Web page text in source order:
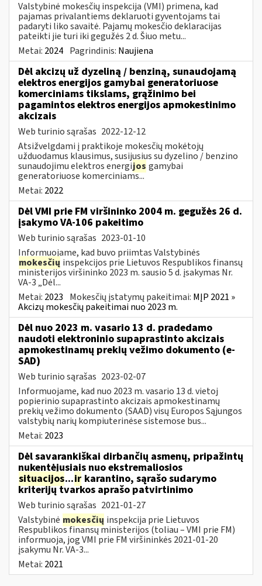
Valstybinė mokesčių inspekcija (VMI) primena, kad
pajamas privalantiems deklaruoti gyventojams tai
padaryti liko savaitė. Pajamų mokesčio deklaracijas
pateikti jie turi iki gegužės 2 d. Šiuo metu...
Metai: 2024 Pagrindinis: Naujiena
Dėl akcizų už dyzeliną / benziną, sunaudojamą
elektros energijos gamybai generatoriuose
komerciniams tikslams, grąžinimo bei
pagamintos elektros energijos apmokestinimo
akcizais
Web turinio sąrašas 2022-12-12
Atsižvelgdami į praktikoje mokesčių mokėtojų
užduodamus klausimus, susijusius su dyzelino / benzino
sunaudojimu elektros energijos gamybai
generatoriuose komerciniams...
Metai: 2022
Dėl VMI prie FM viršininko 2004 m. gegužės 26 d.
įsakymo VA-106 pakeitimo
Web turinio sąrašas 2023-01-10
Informuojame, kad buvo priimtas Valstybinės
mokesčių inspekcijos prie Lietuvos Respublikos finansų
ministerijos viršininko 2023 m. sausio 5 d. įsakymas Nr.
VA-3 „Dėl...
Metai: 2023 Mokesčių įstatymų pakeitimai: MĮP 2021 »
Akcizų mokesčių pakeitimai nuo 2023 m.
Dėl nuo 2023 m. vasario 13 d. pradedamo
naudoti elektroninio supaprastinto akcizais
apmokestinamų prekių vežimo dokumento (e-
SAD)
Web turinio sąrašas 2023-02-07
Informuojame, kad nuo 2023 m. vasario 13 d. vietoj
popierinio supaprastinto akcizais apmokestinamų
prekių vežimo dokumento (SAAD) visų Europos Sąjungos
valstybių narių kompiuterinėse sistemose bus...
Metai: 2023
Dėl savarankiškai dirbančių asmenų, pripažintų
nukentėjusiais nuo ekstremaliosios
situacijos...ir karantino, sąrašo sudarymo
kriterijų tvarkos aprašo patvirtinimo
Web turinio sąrašas 2021-01-27
Valstybinė mokesčių inspekcija prie Lietuvos
Respublikos finansų ministerijos (toliau – VMI prie FM)
informuoja, jog VMI prie FM viršininkės 2021-01-20
įsakymu Nr. VA-3...
Metai: 2021